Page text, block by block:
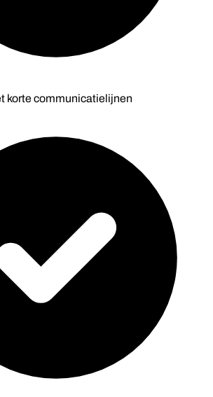
korte communicatielijnen